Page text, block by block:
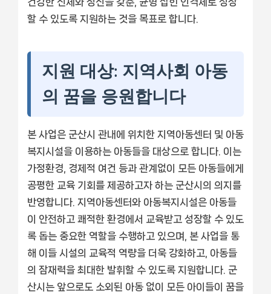
할 수 있도록 지원하는 것을 목표로 합니다.
지원 대상: 지역사회 아동
의 꿈을 응원합니다
본 사업은 군산시 관내에 위치한 지역아동센터 및 아동
복지시설을 이용하는 아동들을 대상으로 합니다. 이는
가정환경, 경제적 여건 등과 관계없이 모든 아동들에게
공평한 교육 기회를 제공하고자 하는 군산시의 의지를
반영합니다. 지역아동센터와 아동복지시설은 아동들
이 안전하고 쾌적한 환경에서 교육받고 성장할 수 있도
록 돕는 중요한 역할을 수행하고 있으며, 본 사업을 통
해 이들 시설의 교육적 역량을 더욱 강화하고, 아동들
의 잠재력을 최대한 발휘할 수 있도록 지원합니다. 군
산시는 앞으로도 소외된 아동 없이 모든 아이들이 꿈을